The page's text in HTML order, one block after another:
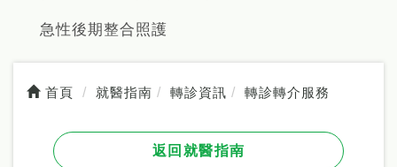
急性後期整合照護
首頁 就醫指南 轉診資訊 轉診轉介服務
返回就醫指南